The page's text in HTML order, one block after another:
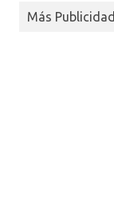
Más Publicidad